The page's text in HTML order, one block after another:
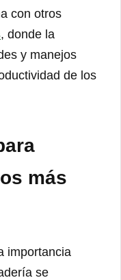
con otros
, donde la
y manejos
de los
más
importancia
se